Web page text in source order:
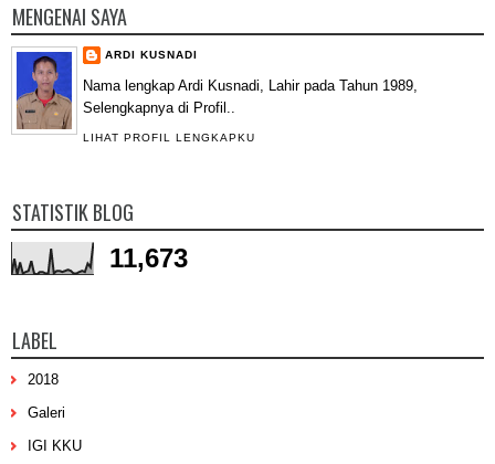
MENGENAI SAYA
ARDI KUSNADI
Nama lengkap Ardi Kusnadi, Lahir pada Tahun 1989,
Selengkapnya di Profil..
LIHAT PROFIL LENGKAPKU
STATISTIK BLOG
11,673
LABEL
2018
Galeri
IGI KKU